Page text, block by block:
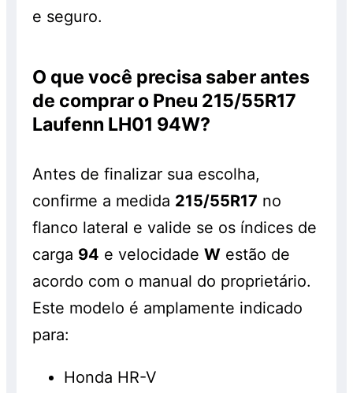
e seguro.
O que você precisa saber antes
de comprar o Pneu 215/55R17
Laufenn LH01 94W?
Antes de finalizar sua escolha,
confirme a medida 215/55R17 no
flanco lateral e valide se os índices de
carga 94 e velocidadeW estão de
acordo com o manual do proprietário.
Este modelo é amplamente indicado
para:
Honda HR-V